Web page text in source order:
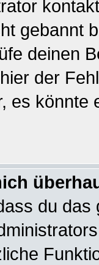
gebannt
deinen
der
es könnte
du